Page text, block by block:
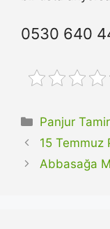
0530 640
Kategoriler
Panjur
15 Temmuz
Abbasağa